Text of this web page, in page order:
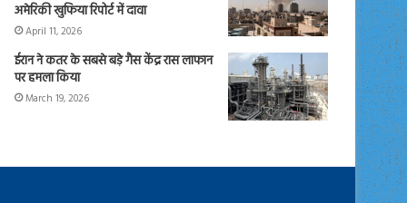
अमेरिकी खुफिया रिपोर्ट में दावा
April 11, 2026
ईरान ने कतर के सबसे बड़े गैस केंद्र रास लाफान
पर हमला किया
March 19, 2026